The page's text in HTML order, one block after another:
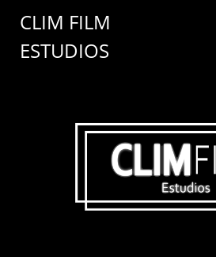
CLIM FILM
ESTUDIOS